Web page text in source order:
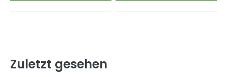
Zuletzt gesehen